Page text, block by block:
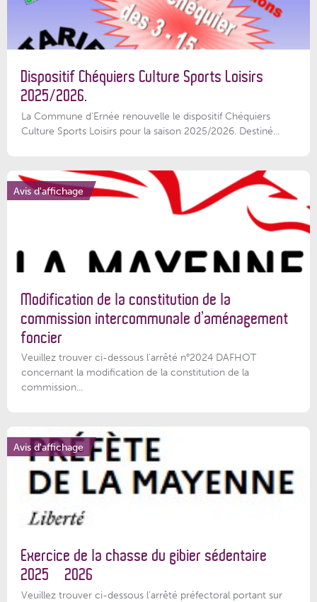
Dispositif Chéquiers Culture Sports Loisirs
2025/2026.
La Commune d'Ernée renouvelle le dispositif Chéquiers
Culture Sports Loisirs pour la saison 2025/2026. Destiné...
Avis d'affichage
Modification de la constitution de la
commission intercommunale d’aménagement
foncier
Veuillez trouver ci-dessous l'arrêté n°2024 DAFHOT
concernant la modification de la constitution de la
commission...
Avis d'affichage
Exercice de la chasse du gibier sédentaire
2025 – 2026
Veuillez trouver ci-dessous l'arrêté préfectoral portant sur